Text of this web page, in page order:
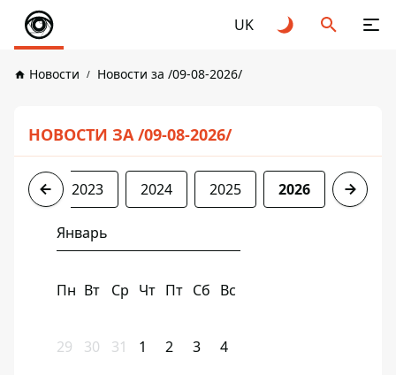
UK
Новости Новости за /09-08-2026/
НОВОСТИ ЗА /09-08-2026/
2022 2023 2024 2025 2026
Январь
Пн Вт Ср Чт Пт Сб Вс
29 30 31 1 2 3 4